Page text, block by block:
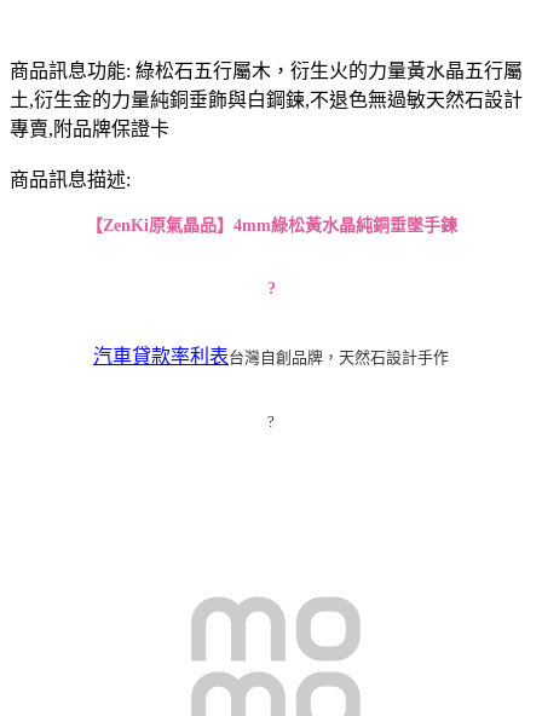
商品訊息功能: 綠松石五行屬木，衍生火的力量黃水晶五行屬
土,衍生金的力量純銅垂飾與白鋼鍊,不退色無過敏天然石設計
專賣,附品牌保證卡
商品訊息描述:
【ZenKi原氣晶品】 4mm綠松黃水晶純銅垂墜手鍊
?
汽車貸款率利表台灣自創品牌，天然石設計手作
?